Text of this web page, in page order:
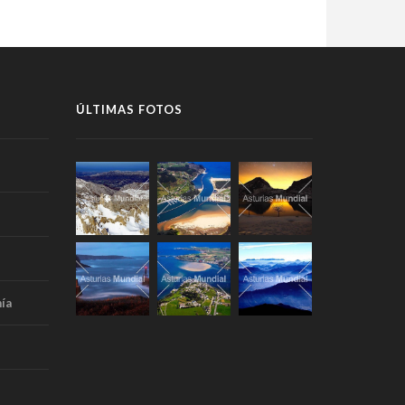
ÚLTIMAS FOTOS